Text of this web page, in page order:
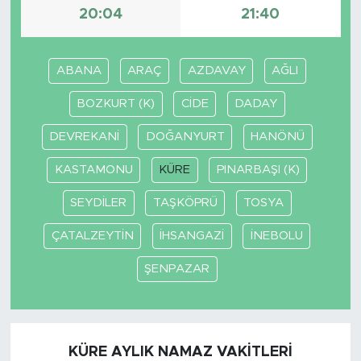
20:04 21:40
ABANA ARAÇ AZDAVAY AĞLI
BOZKURT (K) CİDE DADAY
DEVREKANİ DOĞANYURT HANÖNÜ
KASTAMONU KÜRE PINARBAŞI (K)
SEYDİLER TAŞKÖPRÜ TOSYA
ÇATALZEYTİN İHSANGAZİ İNEBOLU
ŞENPAZAR
KÜRE AYLIK NAMAZ VAKITLERI